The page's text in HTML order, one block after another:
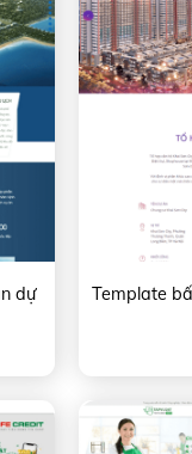
dự
Template